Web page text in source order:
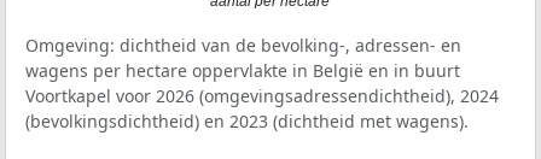
Omgeving: dichtheid van de bevolking-, adressen- en
wagens per hectare oppervlakte in België en in buurt
Voortkapel voor 2026 (omgevingsadressendichtheid), 2024
(bevolkingsdichtheid) en 2023 (dichtheid met wagens).